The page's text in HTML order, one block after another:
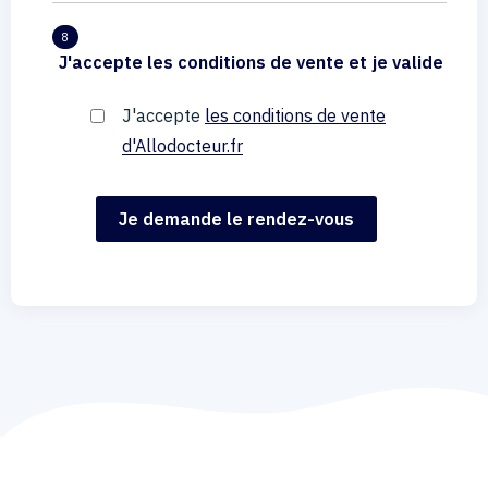
8
J'accepte les conditions de vente et je valide
J'accepte les conditions de vente
d'Allodocteur.fr